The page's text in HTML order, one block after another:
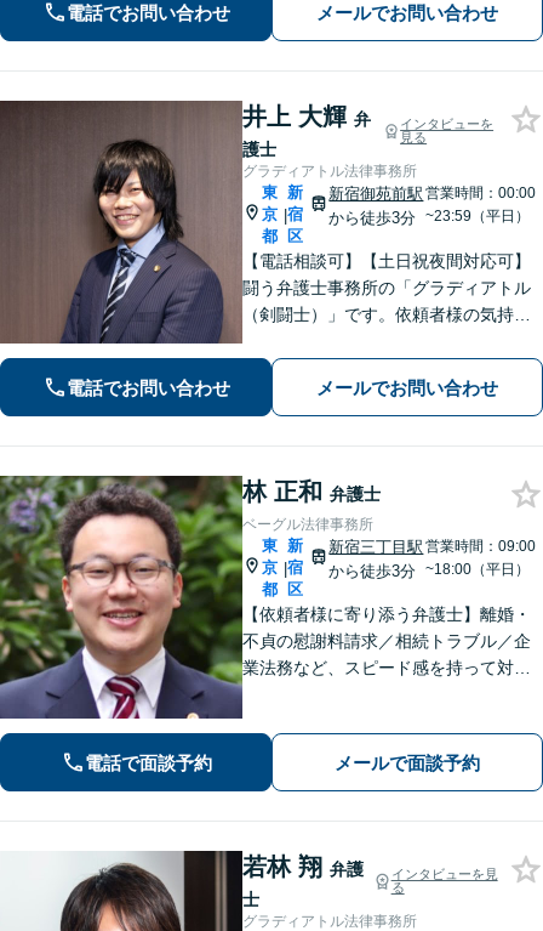
電話でお問い合わせ メールでお問い合わせ
井上 大輝 弁
護士
インタビューを
見る
グラディアトル法律事務所
東
京
都
|
新
宿
区
新宿御苑前駅
から徒歩3分
営業時間：00:00
~23:59（平日）
【電話相談可】【土日祝夜間対応可】
闘う弁護士事務所の「グラディアトル
（剣闘士）」です。依頼者様の気持ち
確固たるスタイルを貫きます。離婚・
刑事事件・相続など何でもご相談くだ
さい。
電話でお問い合わせ メールでお問い合わせ
林 正和 弁護士
ベーグル法律事務所
東
京
都
|
新
宿
区
新宿三丁目駅
から徒歩3分
営業時間：09:00
~18:00（平日）
【依頼者様に寄り添う弁護士】離婚・
不貞の慰謝料請求／相続トラブル／企
業法務など、スピード感を持って対応
たします。お気軽にご相談ください
【完全個室で対応】【新宿駅徒歩7分】
電話で面談予約 メールで面談予約
若林 翔 弁護
士
インタビューを見
る
グラディアトル法律事務所